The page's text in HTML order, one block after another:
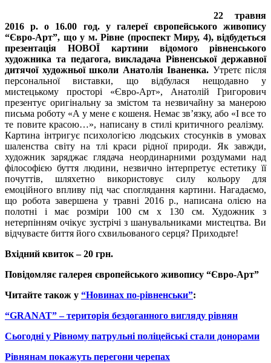
22 травня
2016 р. о 16.00 год. у галереї європейського живопису
“Євро-Арт”, що у м. Рівне (проспект Миру, 4), відбудеться
презентація НОВОЇ картини відомого рівненського
художника та педагога, викладача Рівненської державної
дитячої художньої школи Анатолія Іваненка. Утретє після
персональної виставки, що відбулася нещодавно у
мистецькому просторі «Євро-Арт», Анатолій Григорович
презентує оригінальну за змістом та незвичайну за манерою
письма роботу «А у мене є кошеня. Немає зв’язку, або «І все то
те повите красою…», написану в стилі критичного реалізму.
Картина інтригує психологією людських стосунків в умовах
шаленства світу на тлі краси рідної природи. Як завжди,
художник заряджає глядача неординарними роздумами над
філософією буття людини, незвично інтерпретує естетику її
почуттів, шляхетно використовує силу кольору для
емоційного впливу під час споглядання картини. Нагадаємо,
що робота завершена у травні 2016 р., написана олією на
полотні і має розміри 100 см х 130 см. Художник з
нетерпінням очікує зустрічі з шанувальниками мистецтва. Ви
відчуваєте биття його схвильованого серця? Приходьте!
Вхідний квиток – 20 грн.
Повідомляє галерея європейського живопису “Євро-Арт”
Читайте також у “Новинах по-рівненськи”:
“GRANAT” – територія бездоганного вигляду рівнян
Сьогодні у Рівному патрульні поліцейські стали донорами
Рівнянам покажуть перегони черепах